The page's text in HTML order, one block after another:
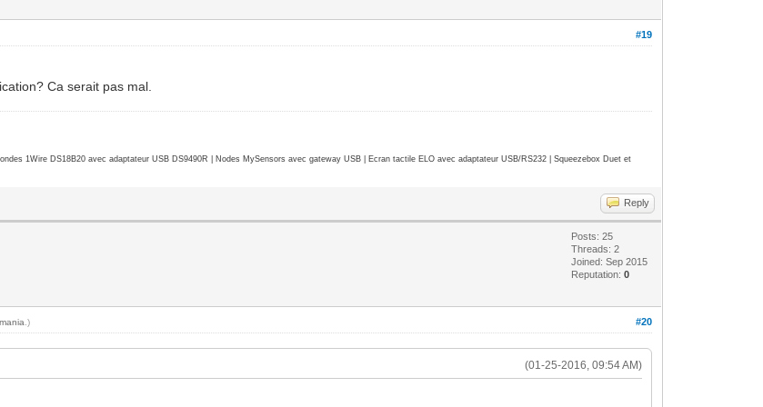
#19
Ca serait pas mal.
1Wire DS18B20 avec adaptateur USB DS9490R | Nodes MySensors avec gateway USB | Ecran tactile ELO avec adaptateur USB/RS232 | Squeezebox Duet et
Reply
Posts: 25
Threads: 2
Joined: Sep 2015
Reputation:0
#20
.)
(01-25-2016, 09:54 AM)